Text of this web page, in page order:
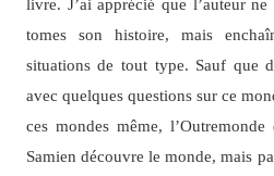
livre. J’ai apprécié que l’auteur
tomes son histoire, mais
situations de tout type. Sauf que
avec quelques questions sur ce
ces mondes même,
Samien découvre le monde, mais